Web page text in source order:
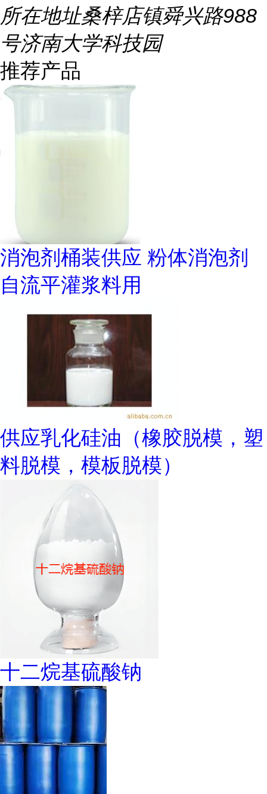
所在地址桑梓店镇舜兴路988
号济南大学科技园
推荐产品
消泡剂桶装供应 粉体消泡剂
自流平灌浆料用
供应乳化硅油（橡胶脱模，塑
料脱模，模板脱模）
十二烷基硫酸钠